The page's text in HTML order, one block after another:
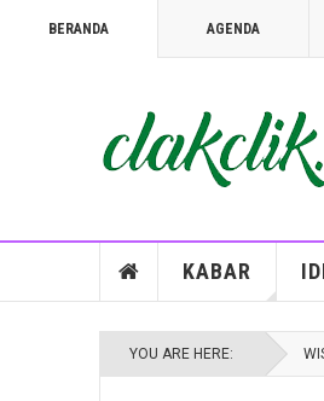
BERANDA AGENDA
SUPER USER 06
WISATA
Ekowisata; Belajar
KABAR
YOU ARE HERE: